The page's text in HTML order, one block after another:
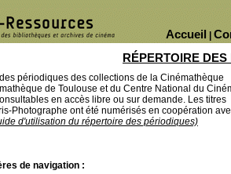
Accueil
RÉPERTOIRE
périodiques des collections de la Cinémathèque
de Toulouse et du Centre National du
en accès libre ou sur demande. Les titres
Photographe ont été numérisés en coopération
d'utilisation du répertoire des périodiques)
de navigation :